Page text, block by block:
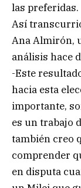
las preferidas.
Así
Ana Almirón,
análisis hace
-Este
hacia esta
importante,
es un trabajo
también creo
comprender
en disputa